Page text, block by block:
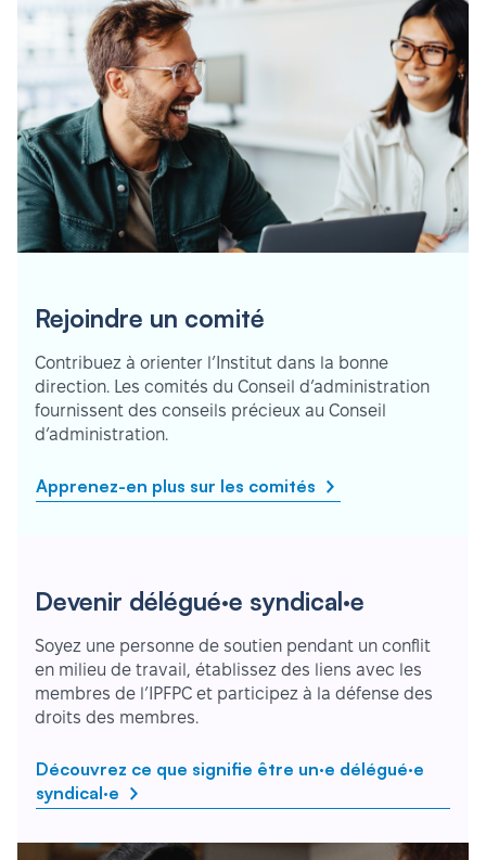
Rejoindre un comité
Contribuez à orienter l’Institut dans la bonne
direction. Les comités du Conseil d’administration
fournissent des conseils précieux au Conseil
d’administration.
Apprenez-en plus sur les comités
Devenir délégué·e syndical·e
Soyez une personne de soutien pendant un conflit
en milieu de travail, établissez des liens avec les
membres de l’IPFPC et participez à la défense des
droits des membres.
Découvrez ce que signifie être un·e délégué·e
syndical·e